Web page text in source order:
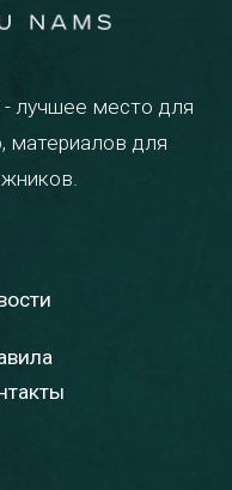
- лучшее место для
материалов для